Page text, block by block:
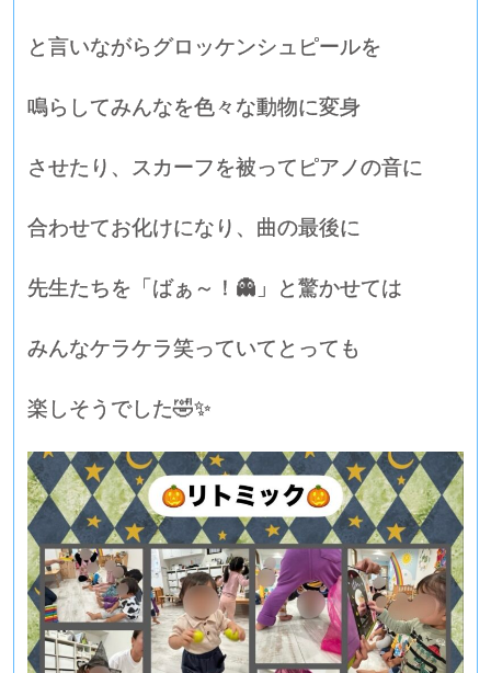
と言いながらグロッケンシュピールを
鳴らしてみんなを色々な動物に変身
させたり、スカーフを被ってピアノの音に
合わせてお化けになり、曲の最後に
先生たちを「ばぁ～！👻」と驚かせては
みんなケラケラ笑っていてとっても
楽しそうでした🤣✨